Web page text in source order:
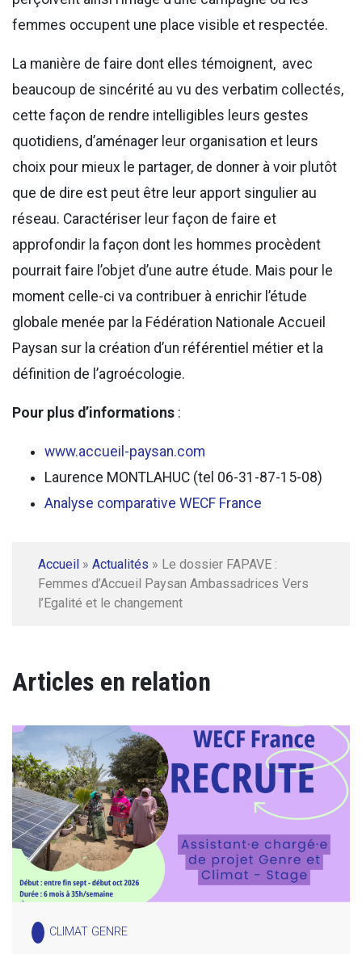
femmes occupent une place visible et respectée.
La manière de faire dont elles témoignent, avec
beaucoup de sincérité au vu des verbatim collectés,
cette façon de rendre intelligibles leurs gestes
quotidiens, d’aménager leur organisation et leurs
choix pour mieux le partager, de donner à voir plutôt
que de dire est peut être leur apport singulier au
réseau. Caractériser leur façon de faire et
approfondir la façon dont les hommes procèdent
pourrait faire l’objet d’une autre étude. Mais pour le
moment celle-ci va contribuer à enrichir l’étude
globale menée par la Fédération Nationale Accueil
Paysan sur la création d’un référentiel métier et la
définition de l’agroécologie.
Pour plus d’informations :
www.accueil-paysan.com
Laurence MONTLAHUC (tel 06-31-87-15-08)
Analyse comparative WECF France
Accueil » Actualités » Le dossier FAPAVE :
Femmes d’Accueil Paysan Ambassadrices Vers
l’Egalité et le changement
Articles en relation
CLIMAT GENRE